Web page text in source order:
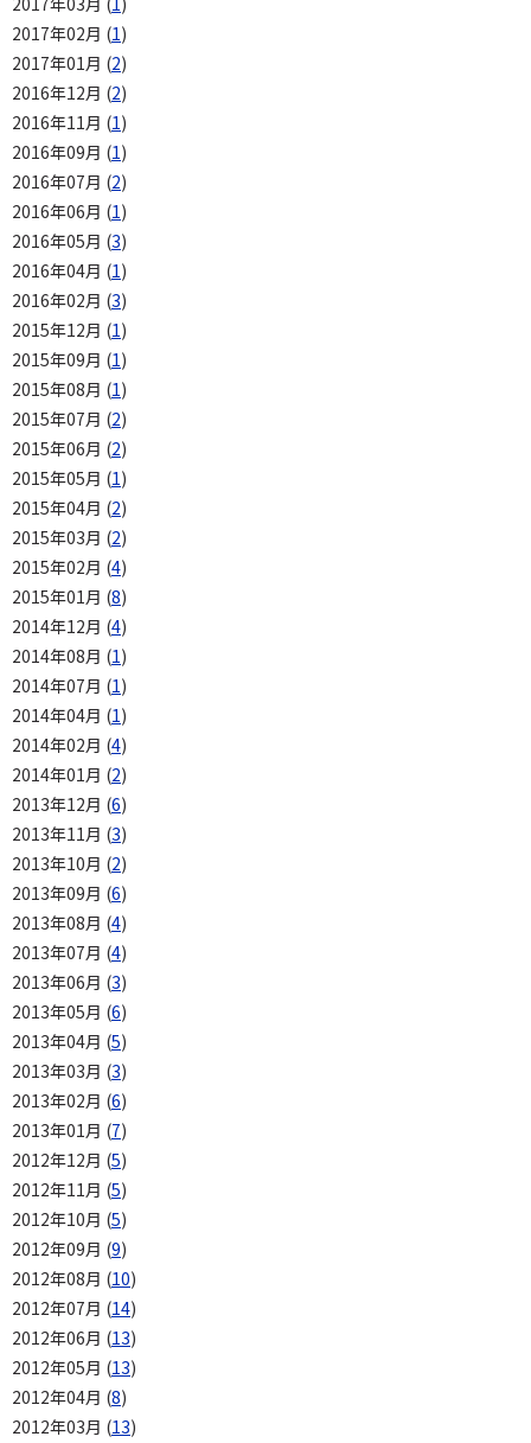
2017年02月 (1)
2017年01月 (2)
2016年12月 (2)
2016年11月 (1)
2016年09月 (1)
2016年07月 (2)
2016年06月 (1)
2016年05月 (3)
2016年04月 (1)
2016年02月 (3)
2015年12月 (1)
2015年09月 (1)
2015年08月 (1)
2015年07月 (2)
2015年06月 (2)
2015年05月 (1)
2015年04月 (2)
2015年03月 (2)
2015年02月 (4)
2015年01月 (8)
2014年12月 (4)
2014年08月 (1)
2014年07月 (1)
2014年04月 (1)
2014年02月 (4)
2014年01月 (2)
2013年12月 (6)
2013年11月 (3)
2013年10月 (2)
2013年09月 (6)
2013年08月 (4)
2013年07月 (4)
2013年06月 (3)
2013年05月 (6)
2013年04月 (5)
2013年03月 (3)
2013年02月 (6)
2013年01月 (7)
2012年12月 (5)
2012年11月 (5)
2012年10月 (5)
2012年09月 (9)
2012年08月 (10)
2012年07月 (14)
2012年06月 (13)
2012年05月 (13)
2012年04月 (8)
2012年03月 (13)